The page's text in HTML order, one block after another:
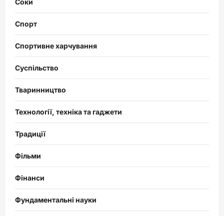
Спорт
Спортивне харчування
Суспільство
Тваринництво
Технології, техніка та гаджети
Традиції
Фільми
Фінанси
Фундаментальні науки